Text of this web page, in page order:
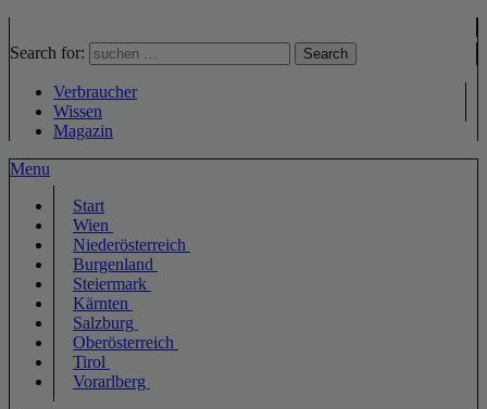
Search for: Search
Verbraucher
Wissen
Magazin
Menu
Start
Wien
Niederösterreich
Burgenland
Steiermark
Kärnten
Salzburg
Oberösterreich
Tirol
Vorarlberg